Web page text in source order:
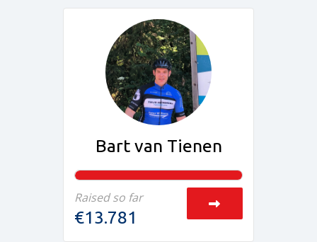
Bart van Tienen
Raised so far
€13.781